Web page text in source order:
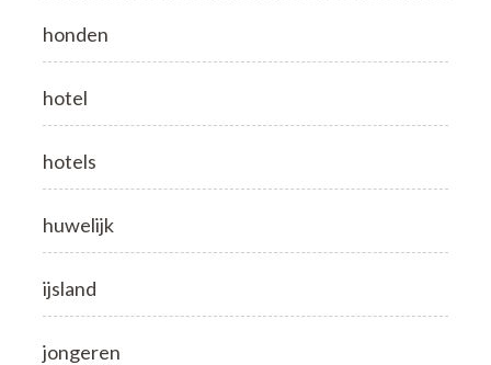
honden
hotel
hotels
huwelijk
ijsland
jongeren